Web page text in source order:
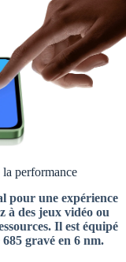
performance
pour une expérience
à des jeux vidéo ou
Il est équipé
gravé en 6 nm.